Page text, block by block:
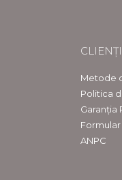
CLIENȚI
Metode
Politica
Garanția
ANPC